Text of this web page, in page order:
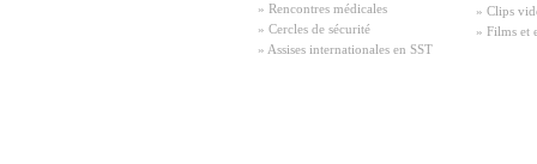
» Rencontres médicales
» Cercles de sécurité
» Assises internationales en SST
» Clips
» Films et